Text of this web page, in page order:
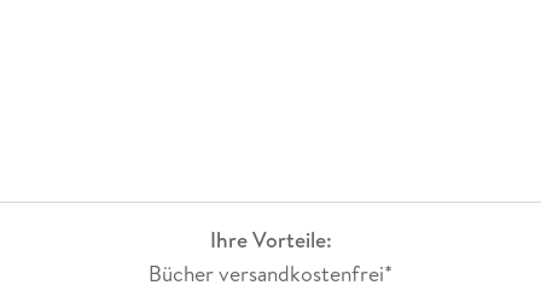
Ihre Vorteile:
Bücher versandkostenfrei*